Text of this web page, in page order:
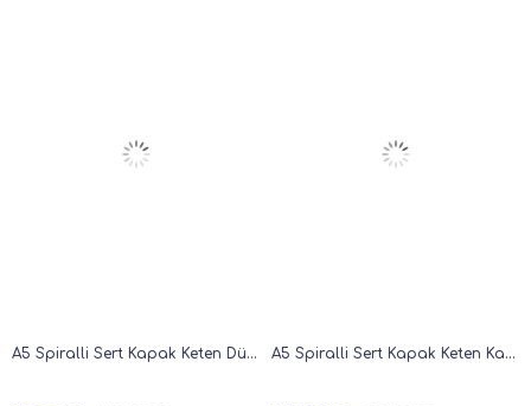
A5 Spiralli Sert Kapak Keten Düz Çizgisiz Tarihsiz Not Defteri Lacivert A5 Spiralli Sert Kapak Keten Kareli Tarihsiz Not Defteri Şeker Pembe